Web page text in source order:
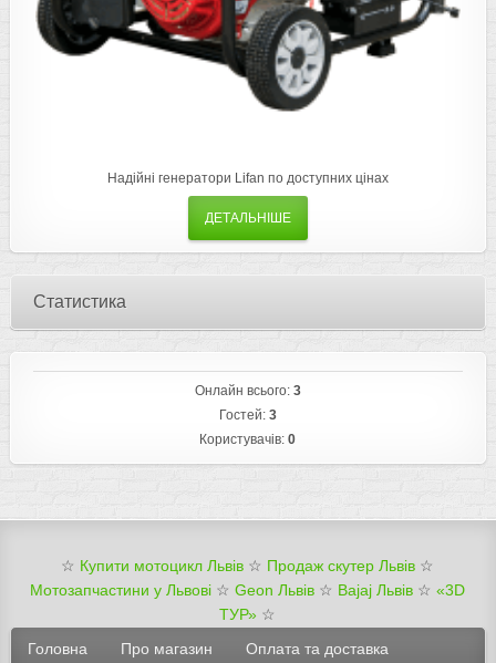
Надійні генератори Lifan по доступних цінах
ДЕТАЛЬНІШЕ
Статистика
Онлайн всього: 3
Гостей: 3
Користувачів:0
☆ Купити мотоцикл Львів ☆ Продаж скутер Львів ☆
Мотозапчастини у Львові ☆Geon Львів ☆ Bajaj Львів ☆«3D
ТУР» ☆
Головна
Про магазин Оплата та доставка